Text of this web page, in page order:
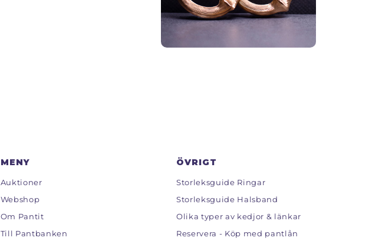
MENY
Auktioner
Webshop
Om Pantit
Till Pantbanken
ÖVRIGT
Storleksguide Ringar
Storleksguide Halsband
Olika typer av kedjor & länkar
Reservera - Köp med pantlån